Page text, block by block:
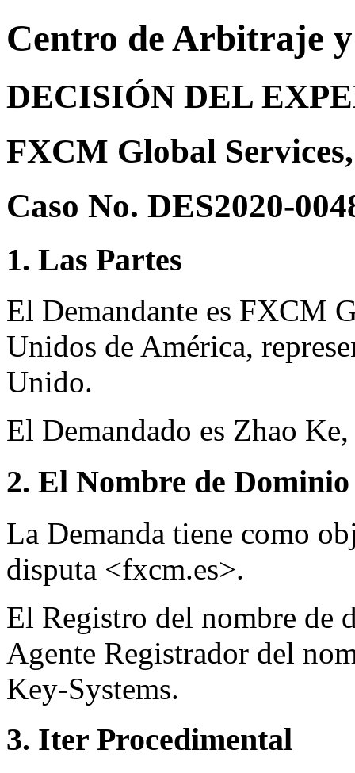
Centro de Arbitraje
DECISIÓN DEL
FXCM Global
Caso No. DES2020-
1. Las Partes
El Demandante es FXCM
Unidos de América,
Unido.
El Demandado es Zhao
2. El Nombre de
La Demanda tiene como
disputa <fxcm.es>.
El Registro del nombre de
Agente Registrador del
Key-Systems.
3. Iter Procedimental